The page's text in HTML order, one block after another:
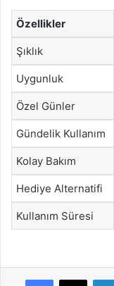
Özellikler
Şıklık
Uygunluk
Özel Günler
Gündelik Kullanım
Kolay Bakım
Hediye Alternatifi
Kullanım Süresi
Facebook
X